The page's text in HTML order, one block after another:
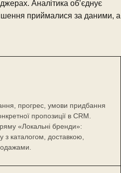
Аналітика об’єднує
приймалися за даними, а
прогрес, умови придбання
пропозиції в CRM.
«Локальні бренди»:
з каталогом, доставкою,